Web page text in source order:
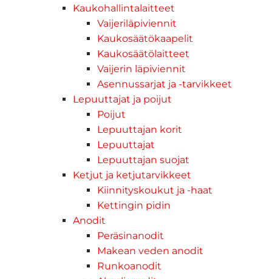
Kaukohallintalaitteet
Vaijeriläpiviennit
Kaukosäätökaapelit
Kaukosäätölaitteet
Vaijerin läpiviennit
Asennussarjat ja -tarvikkeet
Lepuuttajat ja poijut
Poijut
Lepuuttajan korit
Lepuuttajat
Lepuuttajan suojat
Ketjut ja ketjutarvikkeet
Kiinnityskoukut ja -haat
Kettingin pidin
Anodit
Peräsinanodit
Makean veden anodit
Runkoanodit